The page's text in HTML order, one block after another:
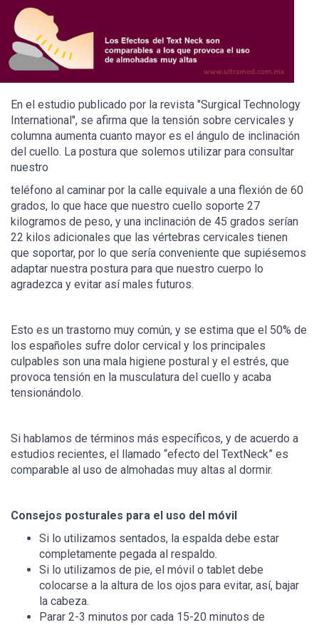
En el estudio publicado por la revista "Surgical Technology
International", se afirma que la tensión sobre cervicales y
columna aumenta cuanto mayor es el ángulo de inclinación
del cuello. La postura que solemos utilizar para consultar
nuestro
teléfono al caminar por la calle equivale a una flexión de 60
grados, lo que hace que nuestro cuello soporte 27
kilogramos de peso, y una inclinación de 45 grados serían
22 kilos adicionales que las vértebras cervicales tienen
que soportar, por lo que sería conveniente que supiésemos
adaptar nuestra postura para que nuestro cuerpo lo
agradezca y evitar así males futuros.
Esto es un trastorno muy común, y se estima que el 50% de
los españoles sufre dolor cervical y los principales
culpables son una mala higiene postural y el estrés, que
provoca tensión en la musculatura del cuello y acaba
tensionándolo.
Si hablamos de términos más específicos, y de acuerdo a
estudios recientes, el llamado “efecto del TextNeck” es
comparable al uso de almohadas muy altas al dormir.
Consejos posturales para el uso del móvil
Si lo utilizamos sentados, la espalda debe estar
completamente pegada al respaldo.
Si lo utilizamos de pie, el móvil o tablet debe
colocarse a la altura de los ojos para evitar, así, bajar
la cabeza.
Parar 2-3 minutos por cada 15-20 minutos de